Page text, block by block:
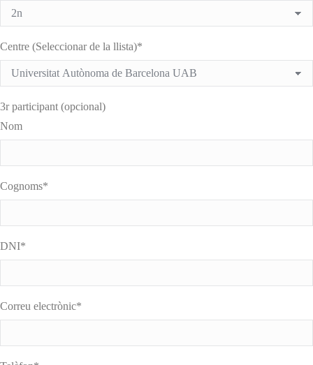
Centre (Seleccionar de la llista)*
3r participant (opcional)
Nom
Cognoms*
DNI*
Correu electrònic*